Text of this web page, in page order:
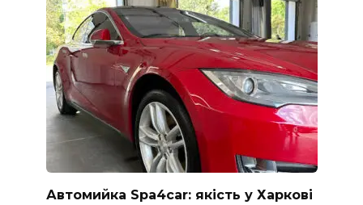
Автомийка Spa4car: якість у Харкові